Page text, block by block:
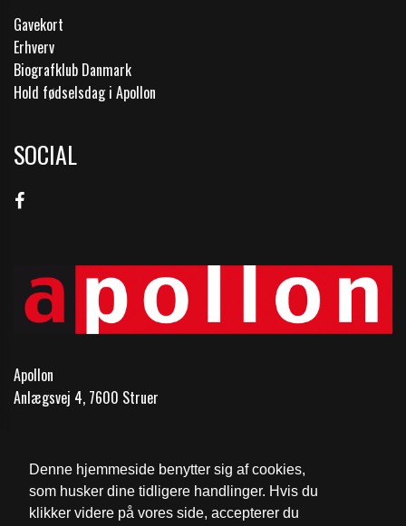
Denne hjemmeside benytter sig af cookies,
som husker dine tidligere handlinger. Hvis du
klikker videre på vores side, accepterer du
Gavekort
Erhverv
Biografklub Danmark
Hold fødselsdag i Apollon
SOCIAL
Apollon
Anlægsvej 4, 7600 Struer
Email: kontakt@1148.dk
Cookie- og privatlivspolitik